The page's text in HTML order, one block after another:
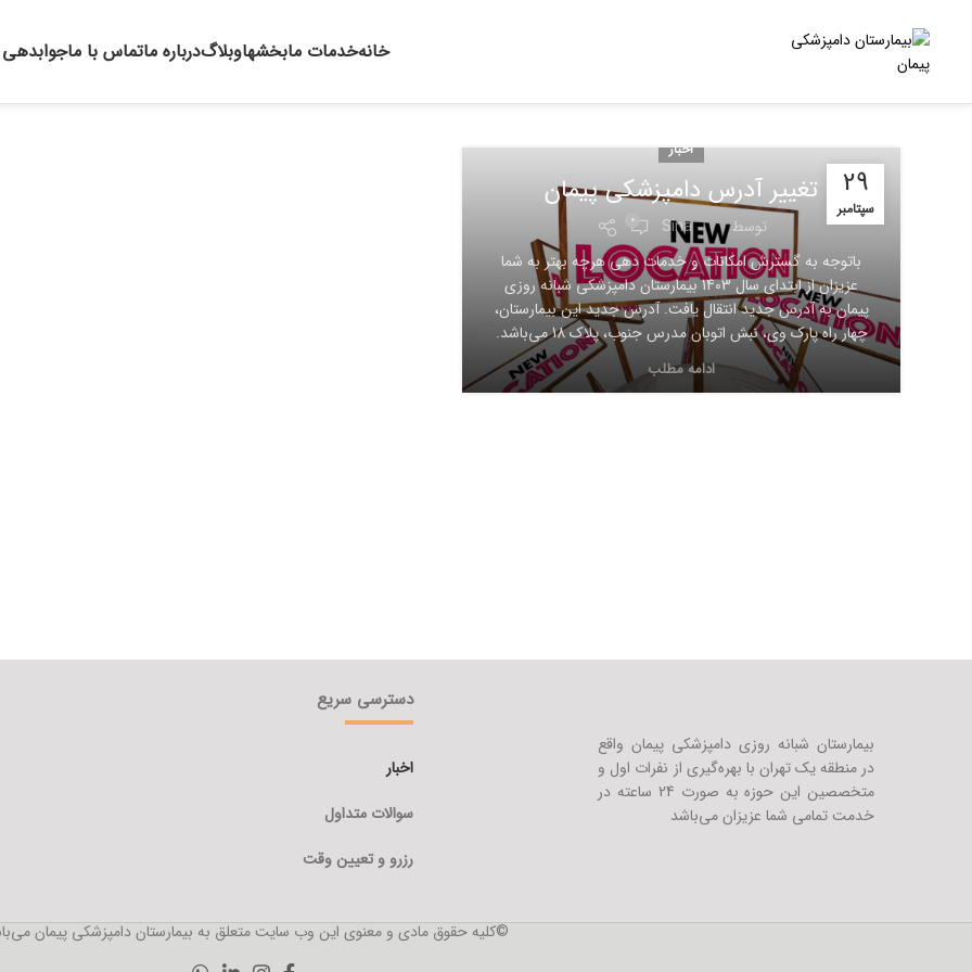
خانهخدمات مابخشهاوبلاگدرباره ماتماس با ماجوابدهی
29
سپتامبر
اخبار
تغییر آدرس دامپزشکی پیمان
توسط Sina
0
باتوجه به گسترش امکانات و خدمات دهی هرچه بهتر به شما
عزیزان از ابتدای سال 1403 بیمارستان دامپزشکی شبانه روزی
پیمان به آدرس جدید انتقال یافت. آدرس جدید این بیمارستان،
چهار راه پارک وی، نبش اتوبان مدرس جنوب، پلاک 18 می‌باشد.
ادامه مطلب
بیمارستان شبانه روزی دامپزشکی پیمان واقع
در منطقه یک تهران با بهره‌گیری از نفرات اول و
متخصصین این حوزه به صورت 24 ساعته در
خدمت تمامی شما عزیزان می‌باشد
دسترسی سریع
اخبار
سوالات متداول
رزرو و تعیین وقت
©کلیه حقوق مادی و معنوی این وب سایت متعلق به بیمارستان دامپزشکی پیمان